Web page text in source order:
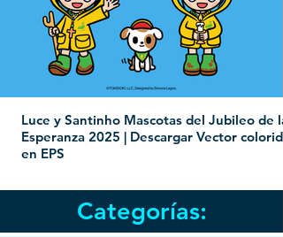
Luce y Santinho Mascotas del Jubileo de la
Esperanza 2025 | Descargar Vector colorido
en EPS
Categorías: